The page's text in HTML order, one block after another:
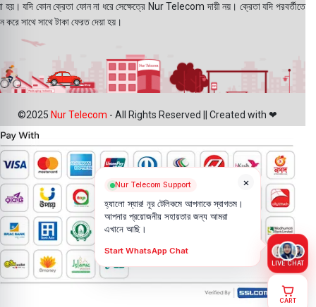
হয়। যদি কোন ক্রেতা ফোন না ধরে সেক্ষেত্রে Nur Telecom দায়ী নয়। ক্রেতা যদি পরবর্তীতে
করে সাথে সাথে টাকা ফেরত দেয়া হয়।
©2025 Nur Telecom - All Rights Reserved || Created with ❤
×
Nur Telecom Support
হ্যালো স্যার! নূর টেলিকমে আপনাকে স্বাগতম।
আপনার প্রয়োজনীয় সহায়তার জন্য আমরা
এখানে আছি।
Start WhatsApp Chat
LIVE CHAT
CART